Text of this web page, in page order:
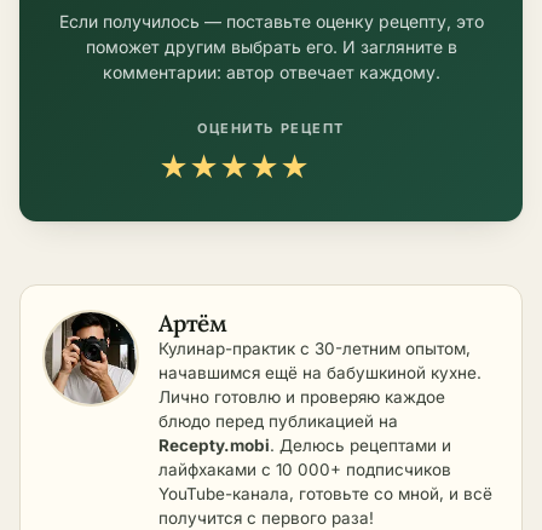
Если получилось — поставьте оценку рецепту, это
поможет другим выбрать его. И загляните в
комментарии: автор отвечает каждому.
ОЦЕНИТЬ РЕЦЕПТ
★★★★★
Артём
Кулинар-практик с 30-летним опытом,
начавшимся ещё на бабушкиной кухне.
Лично готовлю и проверяю каждое
блюдо перед публикацией на
Recepty.mobi. Делюсь рецептами и
лайфхаками с 10 000+ подписчиков
YouTube-канала, готовьте со мной, и всё
получится с первого раза!